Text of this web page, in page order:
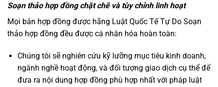
Soạn thảo hợp đồng chặt chẽ và tùy chỉnh linh hoạt
Mọi bản hợp đồng được hãng Luật Quốc Tế Tự Do Soạn
thảo hợp đồng đều được cá nhân hóa hoàn toàn:
Chúng tôi sẽ nghiên cứu kỹ lưỡng mục tiêu kinh doanh,
ngành nghề hoạt động, và đối tượng giao dịch cụ thể để
đưa ra nội dung hợp đồng phù hợp nhất với pháp luật